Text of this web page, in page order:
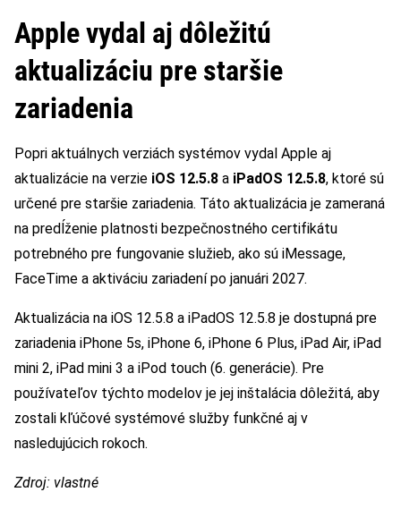
Apple vydal aj dôležitú
aktualizáciu pre staršie
zariadenia
Popri aktuálnych verziách systémov vydal Apple aj
aktualizácie na verzie iOS 12.5.8 a iPadOS 12.5.8, ktoré sú
určené pre staršie zariadenia. Táto aktualizácia je zameraná
na predĺženie platnosti bezpečnostného certifikátu
potrebného pre fungovanie služieb, ako sú iMessage,
FaceTime a aktiváciu zariadení po januári 2027.
Aktualizácia na iOS 12.5.8 a iPadOS 12.5.8 je dostupná pre
zariadenia iPhone 5s, iPhone 6, iPhone 6 Plus, iPad Air, iPad
mini 2, iPad mini 3 a iPod touch (6. generácie). Pre
používateľov týchto modelov je jej inštalácia dôležitá, aby
zostali kľúčové systémové služby funkčné aj v
nasledujúcich rokoch.
Zdroj: vlastné